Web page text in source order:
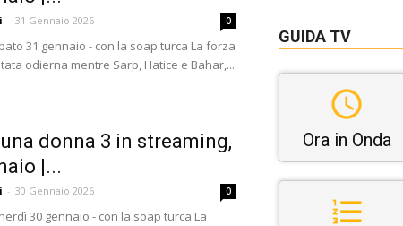
- 31 Gennaio 2026 0
31 gennaio - con la soap turca La forza
odierna mentre Sarp, Hatice e Bahar,...
donna 3 in streaming,
|...
- 30 Gennaio 2026 0
30 gennaio - con la soap turca La
GUIDA TV
Ora in Onda